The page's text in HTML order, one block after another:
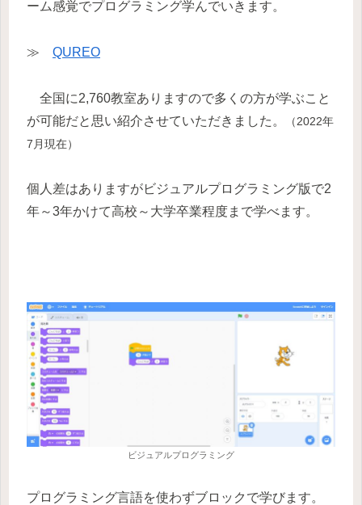
ーム感覚でプログラミング学んでいきます。
≫ QUREO
全国に2,760教室ありますので多くの方が学ぶこと
が可能だと思い紹介させていただきました。
（2022年
7月現在）
個人差はありますがビジュアルプログラミング版で2
年～3年かけて高校～大学卒業程度まで学べます。
ビジュアルプログラミング
プログラミング言語を使わずブロックで学びます。